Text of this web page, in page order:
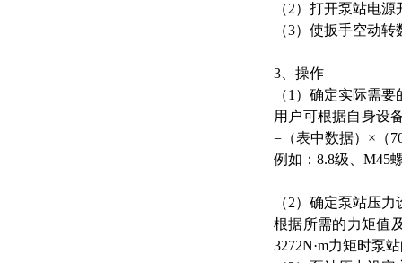
（2）打开泵站电
（3）使扳手空动
3、操作
（1）确定实际需
用户可根据自身设
=（表中数据）×（
例如： 8.8级、M45
（2）确定泵站压力
根据所需的力矩值
3272N·m力矩时泵